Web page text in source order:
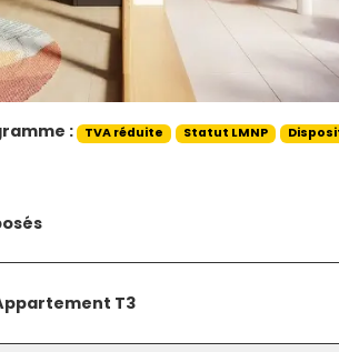
: TVA réduite Statut LMNP
T3